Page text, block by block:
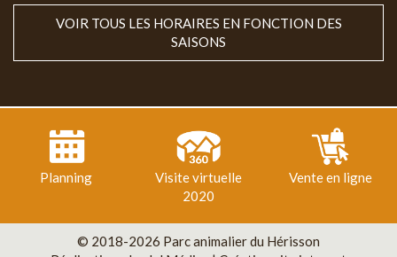
VOIR TOUS LES HORAIRES EN FONCTION DES
SAISONS
Planning
Visite virtuelle
2020
Vente en ligne
© 2018-2026 Parc animalier du Hérisson